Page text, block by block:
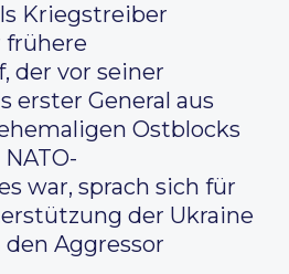
Kriegstreiber
frühere
der vor seiner
erster General aus
Ostblocks
war, sprach sich für
der Ukraine
Aggressor